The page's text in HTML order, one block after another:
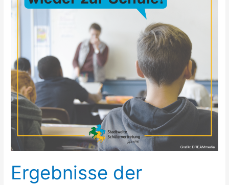
Ergebnisse der